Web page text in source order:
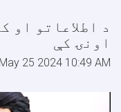
د اطلاعاتو او
اونۍ کې
25 2024 10:49 AM